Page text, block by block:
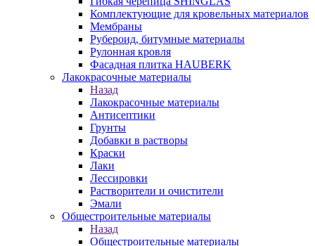
Комплектующие для кровельных материалов
Мембраны
Рубероид, битумные материалы
Рулонная кровля
Фасадная плитка HAUBERK
Лакокрасочные материалы
Назад
Лакокрасочные материалы
Антисептики
Грунты
Добавки в растворы
Краски
Лаки
Лессировки
Растворители и очистители
Эмали
Общестроительные материалы
Назад
Общестроительные материалы